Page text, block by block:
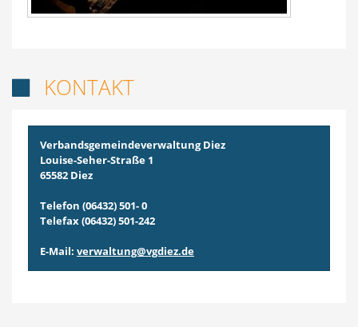
KONTAKT
Verbandsgemeindeverwaltung Diez
Louise-Seher-Straße 1
65582 Diez
Telefon (06432) 501- 0
Telefax (06432) 501-242
E-Mail: verwaltung@vgdiez.de